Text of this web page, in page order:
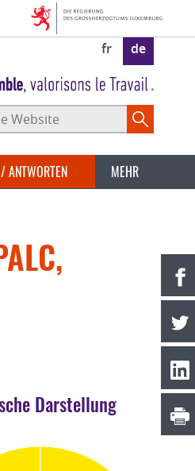
fr de
ANTWORTEN MEHR
Darstellung